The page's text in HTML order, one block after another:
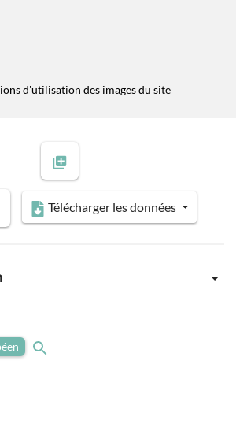
d'utilisation des images du site
Télécharger les données